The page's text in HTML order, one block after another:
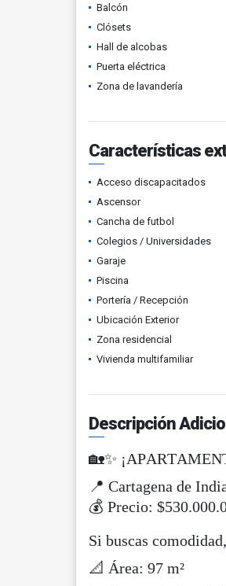
Balcón
Clósets
Hall de alcobas
Puerta eléctrica
Zona de lavandería
Características
Acceso discapacitados
Ascensor
Cancha de futbol
Colegios / Universidades
Garaje
Piscina
Portería / Recepción
Ubicación Exterior
Zona residencial
Vivienda multifamiliar
Descripción
🏡✨
📍 Cartagena de
💰 Precio:
Si buscas
📐 Área: 97 m²